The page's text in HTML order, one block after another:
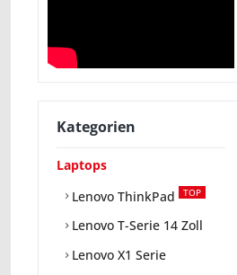
Kategorien
Laptops
Lenovo ThinkPad
TOP
Lenovo T-Serie 14 Zoll
Lenovo X1 Serie